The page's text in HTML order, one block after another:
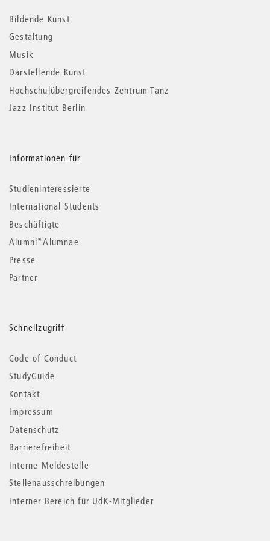
Informationen
Bildende Kunst
Gestaltung
Musik
Darstellende Kunst
Hochschulübergreifendes Zentrum Tanz
Jazz Institut Berlin
Informationen für
Studieninteressierte
International Students
Beschäftigte
Alumni*Alumnae
Presse
Partner
Schnellzugriff
Code of Conduct
StudyGuide
Kontakt
Impressum
Datenschutz
Barrierefreiheit
Interne Meldestelle
Stellenausschreibungen
Interner Bereich für UdK-Mitglieder